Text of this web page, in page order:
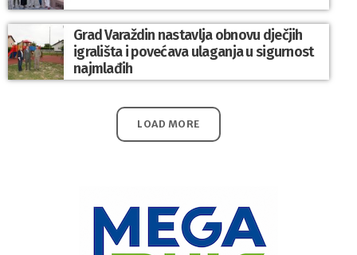
Grad Varaždin nastavlja obnovu dječjih
igrališta i povećava ulaganja u sigurnost
najmlađih
LOAD MORE